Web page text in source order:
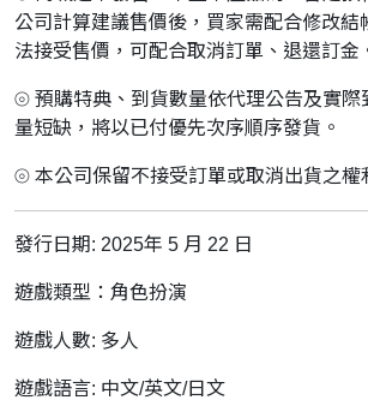
公司計算建議售價後，買家需配合修改結
法接受售價，可配合取消訂單、退還訂金
⦾ 預購特典、到貨數量依代理公告及實際
量短缺，將以已付優先次序順序發貨。
⦾ 本公司保留不接受訂單或取消出貨之權
發行日期: 2025年 5 月 22 日
遊戲類型：角色扮演
遊戲人數: 多人
遊戲語言: 中文/英文/日文